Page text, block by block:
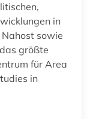
in
sowie
größte
für Area
in